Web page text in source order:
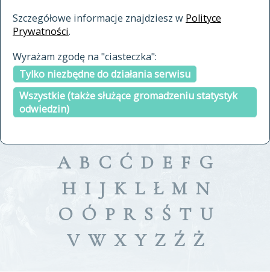
Szczegółowe informacje znajdziesz w Polityce
Prywatności.
Wyrażam zgodę na "ciasteczka":
Tylko niezbędne do działania serwisu
Wszystkie (także służące gromadzeniu statystyk
odwiedzin)
indeksie
a fronte
a tergo
A B C Ć D E F G
H I J K L Ł M N
O Ó P R S Ś T U
V W X Y Z Ź Ż